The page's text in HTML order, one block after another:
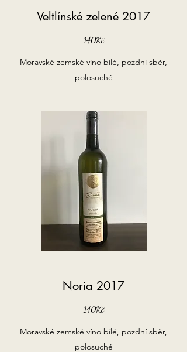
Veltlínské zelené 2017
140Kč
Moravské zemské víno bílé, pozdní sběr,
polosuché
Noria 2017
140Kč
Moravské zemské víno bílé, pozdní sběr,
polosuché